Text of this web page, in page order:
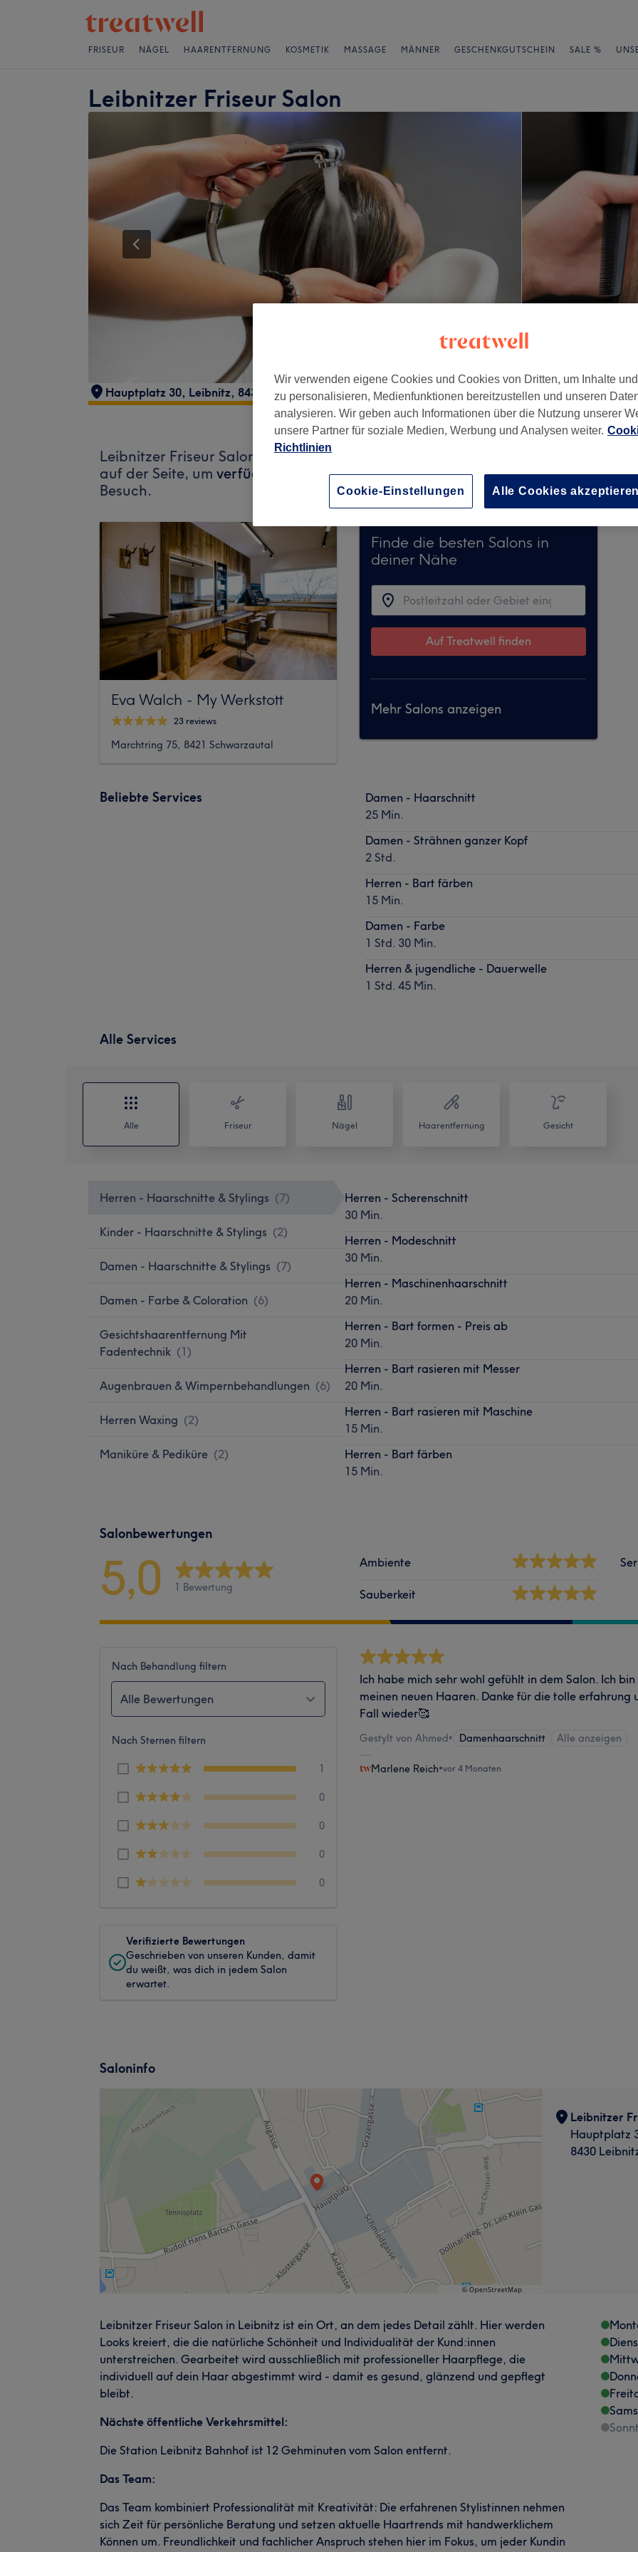
FRISEUR NÄGEL HAARENTFERNUNG KOSMETIK MASSAGE MÄNNER GESCHENKGUTSCHEIN SALE %
Leibnitzer Friseur Salon
Hauptplatz 30, Leibnitz, 8430
Leibnitzer Friseur Salon nimmt derzeit keine Buchungen über Treatwell
auf der Seite, um verfügbare Salons in Ihrer Nähe zu finden. Dort warten viele
Besuch.
Eva Walch - My Werkstott
23 reviews
Marchtring 75, 8421 Schwarzautal
Finde die besten Salons in
deiner Nähe
Auf Treatwell finden
Mehr Salons anzeigen
Beliebte Services
Damen - Haarschnitt
25 Min.
Damen - Strähnen ganzer Kopf
2 Std.
Herren - Bart färben
15 Min.
Damen - Farbe
1 Std. 30 Min.
Herren & jugendliche - Dauerwelle
1 Std. 45 Min.
Alle Services
Alle Friseur Nägel Haarentfernung Gesicht
Herren - Haarschnitte & Stylings (7)
Kinder - Haarschnitte & Stylings (2)
Damen - Haarschnitte & Stylings (7)
Damen - Farbe & Coloration (6)
Gesichtshaarentfernung Mit
Fadentechnik (1)
Augenbrauen & Wimpernbehandlungen (6)
Herren Waxing (2)
Maniküre & Pediküre (2)
Herren - Scherenschnitt
30 Min.
Herren - Modeschnitt
30 Min.
Herren - Maschinenhaarschnitt
20 Min.
Herren - Bart formen - Preis ab
20 Min.
Herren - Bart rasieren mit Messer
20 Min.
Herren - Bart rasieren mit Maschine
15 Min.
Herren - Bart färben
15 Min.
Salonbewertungen
5,0 1 Bewertung
Ambiente
Sauberkeit
Nach Behandlung filtern
Alle Bewertungen
Nach Sternen filtern
1
0
0
0
0
Verifizierte Bewertungen
Geschrieben von unseren Kunden, damit
du weißt, was dich in jedem Salon
erwartet.
Ich habe mich sehr wohl gefühlt in dem Salon. Ich
meinen neuen Haaren. Danke für die tolle erfahrung
Fall wieder🥰
Gestylt von Ahmed• Damenhaarschnitt Alle anzeigen
Marlene Reich•vor 4 Monaten
Saloninfo
Leibnitzer
Hauptplatz
8430
Leibnitzer Friseur Salon in Leibnitz ist ein Ort, an dem jedes Detail zählt. Hier werden
Looks kreiert, die die natürliche Schönheit und Individualität der Kund:innen
unterstreichen. Gearbeitet wird ausschließlich mit professioneller Haarpflege, die
individuell auf dein Haar abgestimmt wird - damit es gesund, glänzend und gepflegt
bleibt.
Nächste öffentliche Verkehrsmittel:
Die Station Leibnitz Bahnhof ist 12 Gehminuten vom Salon entfernt.
Das Team:
Das Team kombiniert Professionalität mit Kreativität: Die erfahrenen Stylistinnen nehmen
sich Zeit für persönliche Beratung und setzen aktuelle Haartrends mit handwerklichem
Können um. Freundlichkeit und fachlicher Anspruch stehen hier im Fokus, um jeder Kundin
Wir verwenden eigene Cookies und Cookies von Dritten, um Inhalte
zu personalisieren, Medienfunktionen bereitzustellen und unseren
analysieren. Wir geben auch Informationen über die Nutzung unserer
unsere Partner für soziale Medien, Werbung und Analysen weiter.
Richtlinien
Alle Cookies
Cookie-Einstellungen